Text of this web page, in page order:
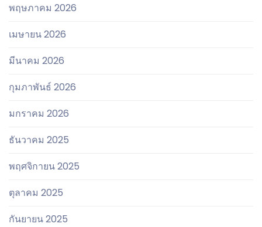
พฤษภาคม 2026
เมษายน 2026
มีนาคม 2026
กุมภาพันธ์ 2026
มกราคม 2026
ธันวาคม 2025
พฤศจิกายน 2025
ตุลาคม 2025
กันยายน 2025